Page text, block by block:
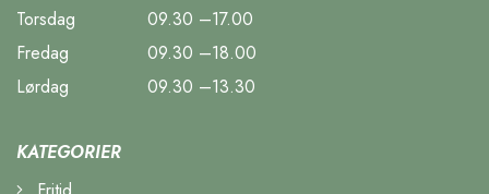
Torsdag
09.30 –17.00
Fredag
09.30 –18.00
Lørdag
09.30 –13.30
KATEGORIER